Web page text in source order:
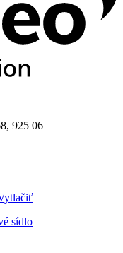
925 06
sídlo